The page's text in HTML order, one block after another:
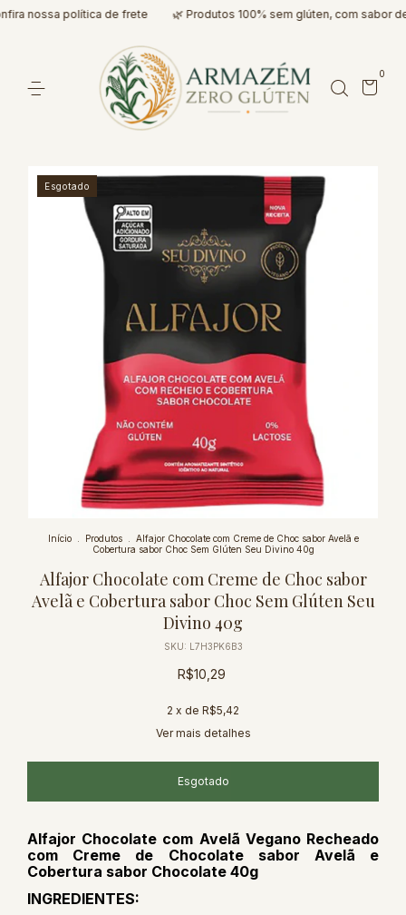
nossa política de frete 🌿 Produtos 100% sem glúten, com sabor de
0
Esgotado
Início Produtos
Alfajor Chocolate com Creme de Choc sabor Avelã e
Cobertura sabor Choc Sem Glúten Seu Divino 40g
Alfajor Chocolate com Creme de Choc sabor
Avelã e Cobertura sabor Choc Sem Glúten Seu
Divino 40g
SKU: L7H3PK6B3
R$10,29
2 x de R$5,42
Ver mais detalhes
Alfajor Chocolate com Avelã Vegano Recheado
com Creme de Chocolate sabor Avelã e
Cobertura sabor Chocolate 40g
INGREDIENTES: